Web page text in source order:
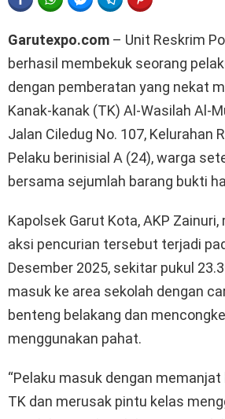
Garutexpo.com – Unit Reskrim
berhasil membekuk seorang
dengan pemberatan yang nekat
Kanak-kanak (TK) Al-Wasilah Al-
Jalan Ciledug No. 107, Kelurahan
Pelaku berinisial A (24), warga
bersama sejumlah barang bukti
Kapolsek Garut Kota, AKP
aksi pencurian tersebut terjadi
Desember 2025, sekitar pukul
masuk ke area sekolah dengan
benteng belakang dan
menggunakan pahat.
“Pelaku masuk dengan
TK dan merusak pintu kelas